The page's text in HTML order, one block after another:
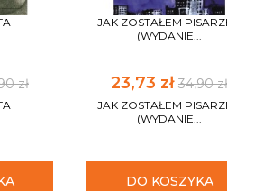
zł
JAK ZOSTAŁEM PISARZEM
(WYDANIE...
23,73 zł 34,90 zł
JAK ZOSTAŁEM PISARZEM
(WYDANIE...
DO KOSZYKA